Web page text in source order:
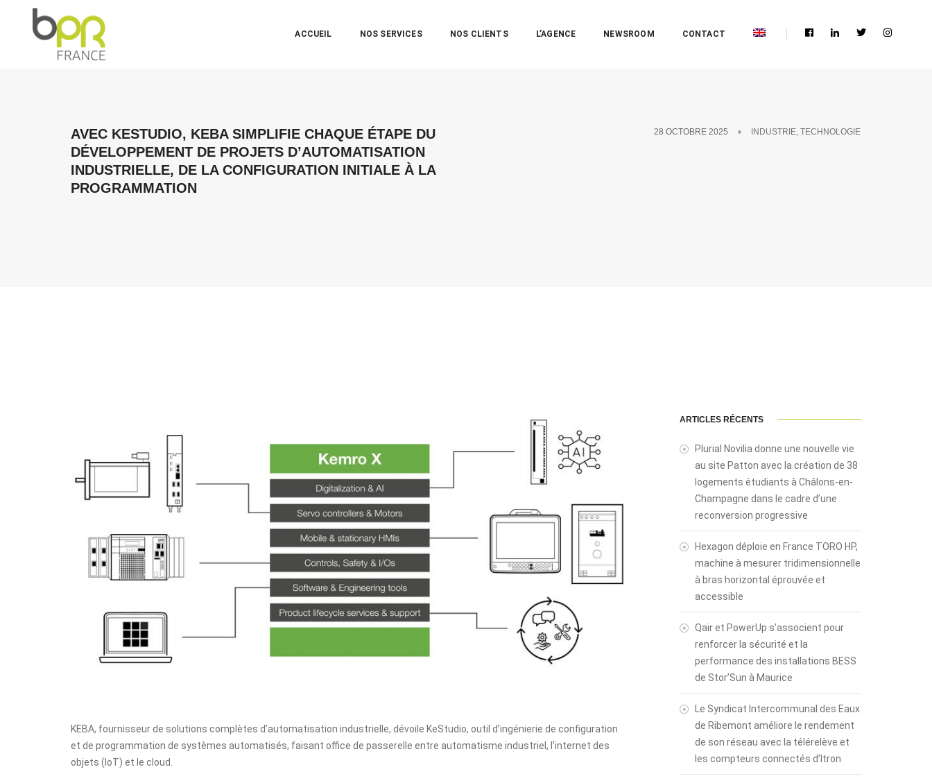
ACCUEIL NOS SERVICES NOS CLIENTS L’AGENCE NEWSROOM CONTACT
AVEC KESTUDIO, KEBA SIMPLIFIE CHAQUE ÉTAPE DU
DÉVELOPPEMENT DE PROJETS D’AUTOMATISATION
INDUSTRIELLE, DE LA CONFIGURATION INITIALE À LA
PROGRAMMATION
28 OCTOBRE 2025 INDUSTRIE, TECHNOLOGIE
KEBA, fournisseur de solutions complètes d’automatisation industrielle, dévoile KeStudio, outil d’ingénierie de configuration
et de programmation de systèmes automatisés, faisant office de passerelle entre automatisme industriel, l’internet des
objets (IoT) et le cloud.
ARTICLES RÉCENTS
Plurial Novilia donne une nouvelle vie
au site Patton avec la création de 38
logements étudiants à Châlons-en-
Champagne dans le cadre d’une
reconversion progressive
Hexagon déploie en France TORO HP,
machine à mesurer tridimensionnelle
à bras horizontal éprouvée et
accessible
Qair et PowerUp s’associent pour
renforcer la sécurité et la
performance des installations BESS
de Stor’Sun à Maurice
Le Syndicat Intercommunal des Eaux
de Ribemont améliore le rendement
de son réseau avec la télérelève et
les compteurs connectés d’Itron